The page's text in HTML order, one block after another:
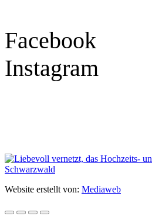
Facebook
Instagram
Website erstellt von: Mediaweb